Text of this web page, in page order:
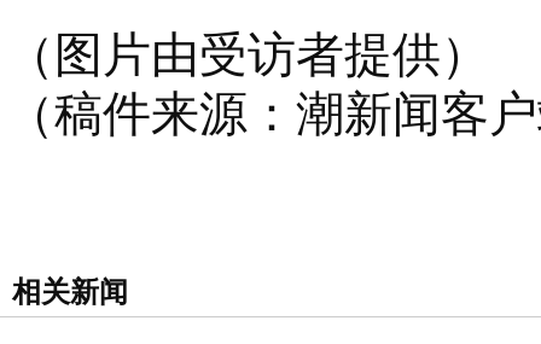
（图片由受访者提供）
（稿件来源：潮新闻客
相关新闻